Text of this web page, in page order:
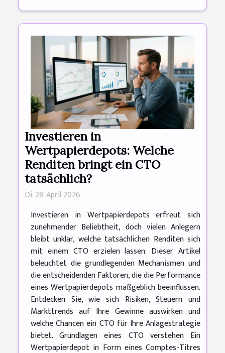
Investieren in
Wertpapierdepots: Welche
Renditen bringt ein CTO
tatsächlich?
Di. 28. April 2026
Investieren in Wertpapierdepots erfreut sich
zunehmender Beliebtheit, doch vielen Anlegern
bleibt unklar, welche tatsächlichen Renditen sich
mit einem CTO erzielen lassen. Dieser Artikel
beleuchtet die grundlegenden Mechanismen und
die entscheidenden Faktoren, die die Performance
eines Wertpapierdepots maßgeblich beeinflussen.
Entdecken Sie, wie sich Risiken, Steuern und
Markttrends auf Ihre Gewinne auswirken und
welche Chancen ein CTO für Ihre Anlagestrategie
bietet. Grundlagen eines CTO verstehen Ein
Wertpapierdepot in Form eines Comptes-Titres